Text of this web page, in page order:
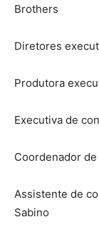
Brothers
Diretores
Produtora
Executiva de
Coordenador
Assistente de
Sabino